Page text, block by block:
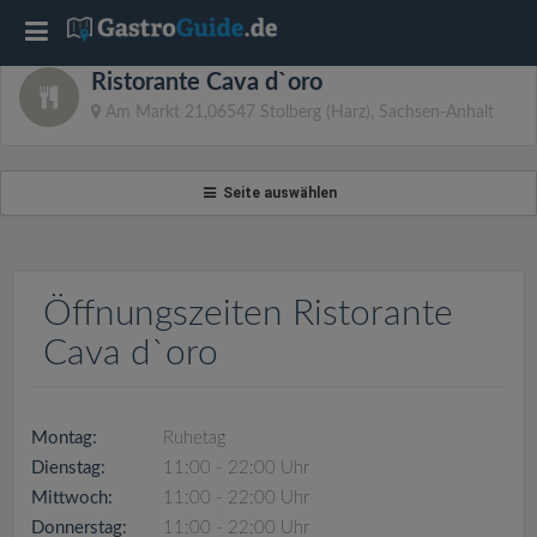
Ristorante Cava d`oro
Am Markt 21,06547 Stolberg (Harz), Sachsen-Anhalt
Seite auswählen
Öffnungszeiten Ristorante
Cava d`oro
Montag:
Ruhetag
Dienstag:
11:00 - 22:00 Uhr
Mittwoch:
11:00 - 22:00 Uhr
Donnerstag:
11:00 - 22:00 Uhr
T
o
e
a